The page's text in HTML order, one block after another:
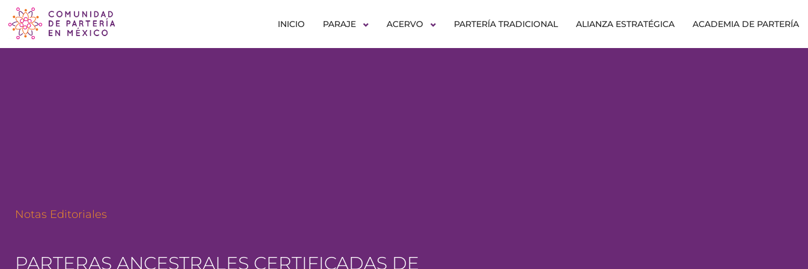
INICIO PARAJE ACERVO PARTERÍA TRADICIONAL ALIANZA ESTRATÉGICA ACADEMIA DE PARTERÍA
Notas Editoriales
PARTERAS ANCESTRALES CERTIFICADAS DE